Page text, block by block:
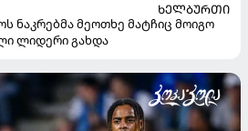
ᲮᲔᲚᲑᲣᲠᲗᲘ
ნაკრებმა მეოთხე მატჩიც მოიგო
ლიდერი გახდა